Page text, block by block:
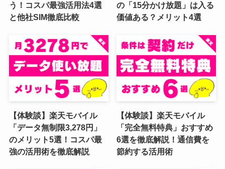
う！コスパ最強活用法4選
と他社SIM徹底比較
の「15分かけ放題」は入る
価値ある？メリット4選
【体験談】楽天モバイル
「データ無制限3,278円」
のメリット5選！コスパ最
強の活用術を徹底解説
【体験談】楽天モバイル
「完全無料特典」おすすめ
6選を徹底解説！通信費を
節約する活用術